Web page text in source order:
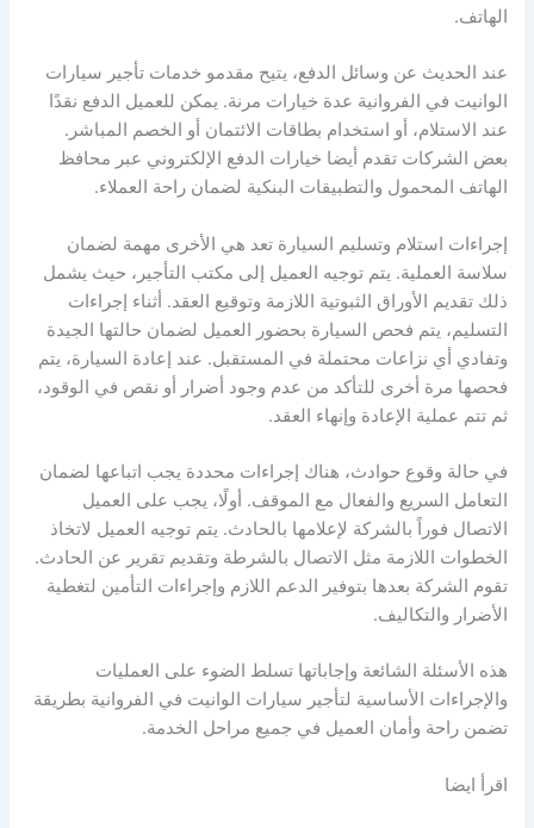
الهاتف.
عند الحديث عن وسائل الدفع، يتيح مقدمو خدمات تأجير سيارات
الوانيت في الفروانية عدة خيارات مرنة. يمكن للعميل الدفع نقدًا
عند الاستلام، أو استخدام بطاقات الائتمان أو الخصم المباشر.
بعض الشركات تقدم أيضا خيارات الدفع الإلكتروني عبر محافظ
الهاتف المحمول والتطبيقات البنكية لضمان راحة العملاء.
إجراءات استلام وتسليم السيارة تعد هي الأخرى مهمة لضمان
سلاسة العملية. يتم توجيه العميل إلى مكتب التأجير، حيث يشمل
ذلك تقديم الأوراق الثبوتية اللازمة وتوقيع العقد. أثناء إجراءات
التسليم، يتم فحص السيارة بحضور العميل لضمان حالتها الجيدة
وتفادي أي نزاعات محتملة في المستقبل. عند إعادة السيارة، يتم
فحصها مرة أخرى للتأكد من عدم وجود أضرار أو نقص في الوقود،
ثم تتم عملية الإعادة وإنهاء العقد.
في حالة وقوع حوادث، هناك إجراءات محددة يجب اتباعها لضمان
التعامل السريع والفعال مع الموقف. أولًا، يجب على العميل
الاتصال فوراً بالشركة لإعلامها بالحادث. يتم توجيه العميل لاتخاذ
الخطوات اللازمة مثل الاتصال بالشرطة وتقديم تقرير عن الحادث.
تقوم الشركة بعدها بتوفير الدعم اللازم وإجراءات التأمين لتغطية
الأضرار والتكاليف.
هذه الأسئلة الشائعة وإجاباتها تسلط الضوء على العمليات
والإجراءات الأساسية لتأجير سيارات الوانيت في الفروانية بطريقة
تضمن راحة وأمان العميل في جميع مراحل الخدمة.
اقرأ ايضا